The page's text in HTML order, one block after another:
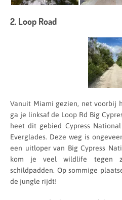
2. Loop Road
Vanuit Miami gezien, net voorbij
ga je linksaf de Loop Rd Big
heet dit gebied Cypress
Everglades. Deze weg is
een uitloper van Big Cypress
kom je veel wildlife tegen
schildpadden. Op sommige
de jungle rijdt!